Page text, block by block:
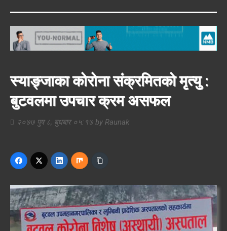
स्याङ्जाका कोरोना संक्रमितको मृत्यु :
बुटवलमा उपचार क्रम असफल
२०७७ पुष ८, बुधबार ०५:१७ by Raunak